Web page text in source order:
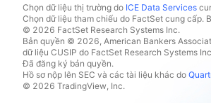
Chọn dữ liệu thị trường do ICE Data Services
Chọn dữ liệu tham chiếu do FactSet cung cấp.
© 2026 FactSet Research Systems Inc.
Bản quyền © 2026, American Bankers
dữ liệu CUSIP do FactSet Research Systems
Đã đăng ký bản quyền.
Hồ sơ nộp lên SEC và các tài liệu khác do
© 2026 TradingView, Inc.